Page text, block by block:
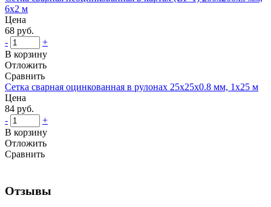
6x2 м
Цена
68 руб.
-
+
В корзину
Отложить
Сравнить
Сетка сварная оцинкованная в рулонах 25x25x0.8 мм, 1x25 м
Цена
84 руб.
-
+
В корзину
Отложить
Сравнить
Отзывы